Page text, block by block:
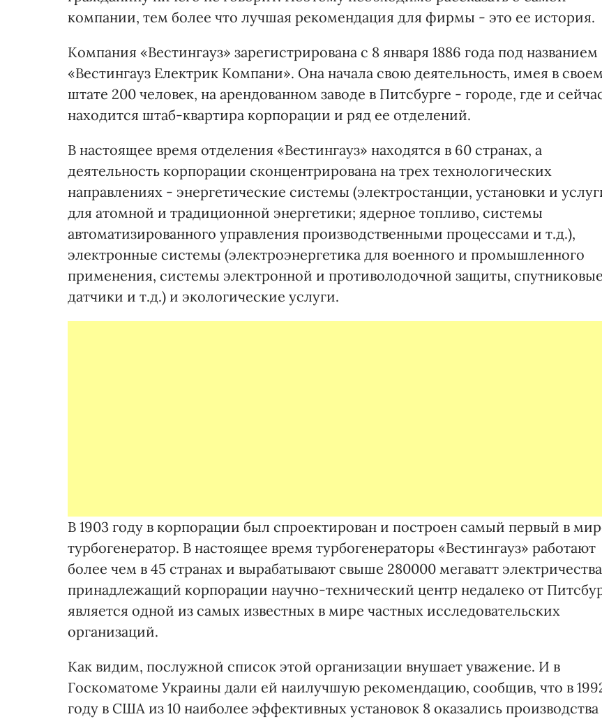
компании, тем более что лучшая рекомендация для фирмы - это ее история.
Компания «Вестингауз» зарегистрирована с 8 января 1886 года под названием
«Вестингауз Електрик Компани». Она начала свою деятельность, имея в
штате 200 человек, на арендованном заводе в Питсбурге - городе, где и
находится штаб-квартира корпорации и ряд ее отделений.
В настоящее время отделения «Вестингауз» находятся в 60 странах, а
деятельность корпорации сконцентрирована на трех технологических
направлениях - энергетические системы (электростанции, установки и
для атомной и традиционной энергетики; ядерное топливо, системы
автоматизированного управления производственными процессами и т.д.),
электронные системы (электроэнергетика для военного и промышленного
применения, системы электронной и противолодочной защиты, спутниковые
датчики и т.д.) и экологические услуги.
В 1903 году в корпорации был спроектирован и построен самый первый в
турбогенератор. В настоящее время турбогенераторы «Вестингауз» работают
более чем в 45 странах и вырабатывают свыше 280000 мегаватт
принадлежащий корпорации научно-технический центр недалеко от
является одной из самых известных в мире частных исследовательских
организаций.
Как видим, послужной список этой организации внушает уважение. И в
Госкоматоме Украины дали ей наилучшую рекомендацию, сообщив, что в
году в США из 10 наиболее эффективных установок 8 оказались производства